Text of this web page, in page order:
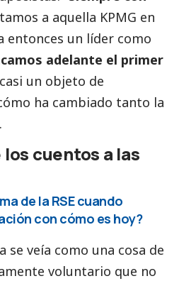
a aquella KPMG en
entonces un líder como
adelante el primer
un objeto de
ha cambiado tanto la
los cuentos a las
de la RSE cuando
con cómo es hoy?
se veía como una cosa de
voluntario que no